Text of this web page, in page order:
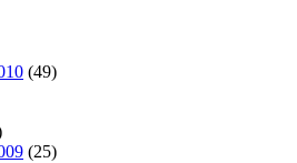
(49)
(25)